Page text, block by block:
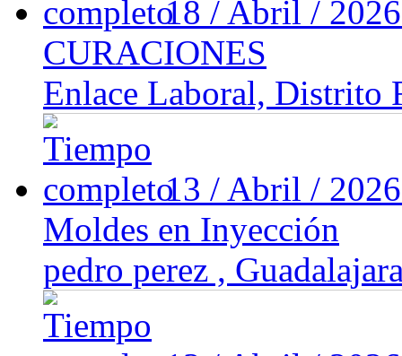
18 / Abril /
CURACIONES
Enlace Laboral, Distrito
13 / Abril /
Moldes en Inyección
pedro perez ,